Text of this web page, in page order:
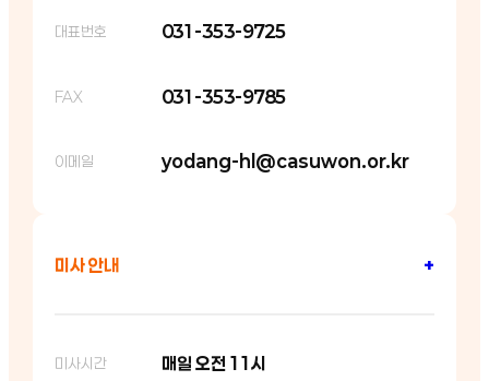
대표번호 031-353-9725
FAX 031-353-9785
이메일 yodang-hl@casuwon.or.kr
미사 안내 +
미사시간 매일 오전 11시